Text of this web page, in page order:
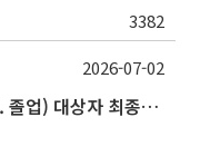
3382
2025학년도 후기 학위수여(2026.8. 졸업) 대상자 최종인준 논문 제출 안내
2026-07-02